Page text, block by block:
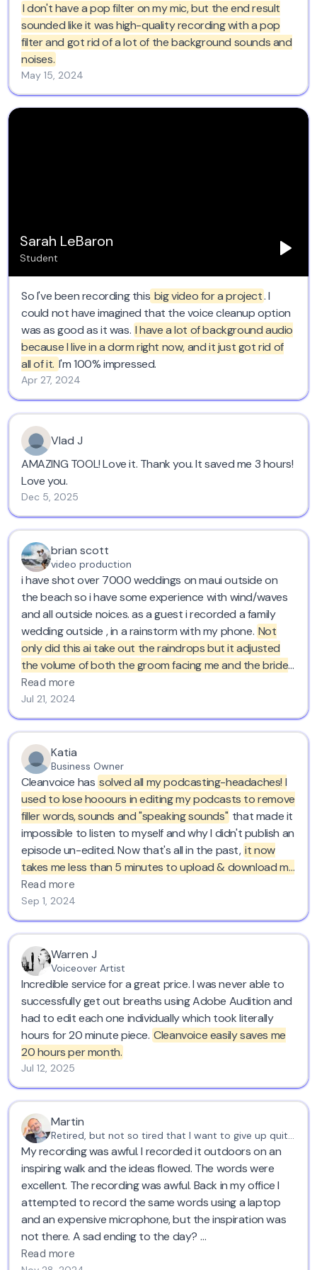
I don't have a pop filter on my mic, but the end result
sounded like it was high-quality recording with a pop
filter and got rid of a lot of the background sounds and
noises.
May 15, 2024
Sarah LeBaron
Student
So I've been recording this big video for a project. I
could not have imagined that the voice cleanup option
was as good as it was. I have a lot of background audio
because I live in a dorm right now, and it just got rid of
all of it. I'm 100% impressed.
Apr 27, 2024
Vlad J
AMAZING TOOL! Love it. Thank you. It saved me 3 hours!
Love you.
Dec 5, 2025
brian scott
video production
i have shot over 7000 weddings on maui outside on
the beach so i have some experience with wind/waves
and all outside noices. as a guest i recorded a family
wedding outside , in a rainstorm with my phone. Not
only did this ai take out the raindrops but it adjusted
the volume of both the groom facing me and the bride
facing away. where have you been for the last 20
years?thank you. love cleanvoice..
Read more
Jul 21, 2024
Katia
Business Owner
Cleanvoice has solved all my podcasting-headaches! I
used to lose hooours in editing my podcasts to remove
filler words, sounds and "speaking sounds" that made it
impossible to listen to myself and why I didn't publish an
episode un-edited. Now that's all in the past, it now
takes me less than 5 minutes to upload & download my
episode in Cleanvoice.
service! Kind regards from Belgium :)
Read more
Sep 1, 2024
Warren J
Voiceover Artist
Incredible service for a great price. I was never able to
successfully get out breaths using Adobe Audition and
had to edit each one individually which took literally
hours for 20 minute piece. Cleanvoice easily saves me
20 hours per month.
Jul 12, 2025
Martin
Retired, but not so tired that I want to give up quite yet
My recording was awful. I recorded it outdoors on an
inspiring walk and the ideas flowed. The words were
excellent. The recording was awful. Back in my office I
attempted to record the same words using a laptop
and an expensive microphone, but the inspiration was
not there. A sad ending to the day?
Read more